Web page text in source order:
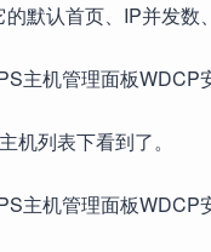
默认首页、IP并发数
机列表下看到了。